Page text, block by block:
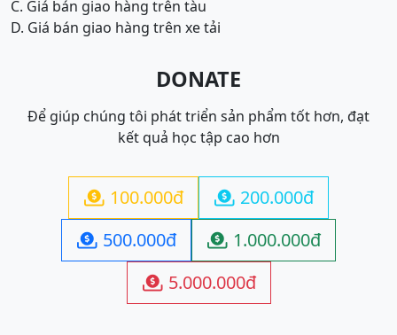
C. Giá bán giao hàng trên tàu
D. Giá bán giao hàng trên xe tải
DONATE
Để giúp chúng tôi phát triển sản phẩm tốt hơn, đạt
kết quả học tập cao hơn
 100.000đ  200.000đ
 500.000đ  1.000.000đ
 5.000.000đ